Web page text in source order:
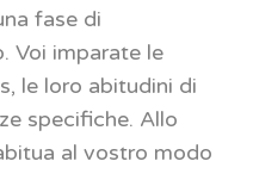
fase di
Voi imparate le
le loro abitudini di
specifiche. Allo
al vostro modo